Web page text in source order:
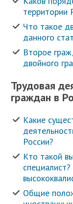
территории
Что такое
данного
Второе
двойного
Трудовая
граждан в
Какие
России?
Кто такой
Общие